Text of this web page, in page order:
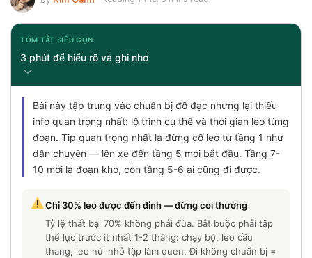
TÓM TẮT SIÊU GỌN
3 phút để hiểu rõ và ghi nhớ
Bài này tập trung vào chuẩn bị đồ đạc nhưng lại thiếu
info quan trọng nhất: lộ trình cụ thể và thời gian leo từng
đoạn. Tip quan trọng nhất là đừng cố leo từ tầng 1 như
dân chuyên — lên xe đến tầng 5 mới bắt đầu. Tầng 7-
10 mới là đoạn khó, còn tầng 5-6 ai cũng đi được.
Chỉ 30% leo được đến đỉnh — đừng coi thường
Tỷ lệ thất bại 70% không phải đùa. Bắt buộc phải tập
thể lực trước ít nhất 1-2 tháng: chạy bộ, leo cầu
thang, leo núi nhỏ tập làm quen. Đi không chuẩn bị =